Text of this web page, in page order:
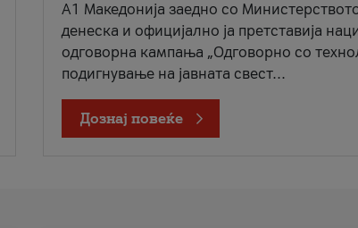
A1 Македонија заедно со
денеска и официјално ја претставија
одговорна кампања „Одговорно со
подигнување на јавната свест...
Дознај повеќе